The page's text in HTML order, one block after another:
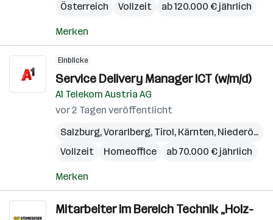
Österreich
Vollzeit ab 120.000 € jährlich
Merken
Einblicke
Service Delivery Manager ICT (w/m/d)
A1 Telekom Austria AG
vor 2 Tagen veröffentlicht
Salzburg,Vorarlberg, Tirol, Kärnten, Niederösterreich
Vollzeit
Homeoffice ab 70.000 € jährlich
Merken
Mitarbeiter im Bereich Technik „Holz-